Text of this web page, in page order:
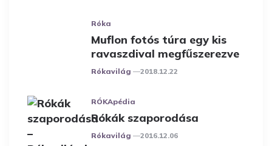
Róka
Muflon fotós túra egy kis
ravaszdival megfűszerezve
Posted
Rókavilág 2018.12.22
RÓKApédia
Rókák szaporodása
Posted
Rókavilág 2016.12.06